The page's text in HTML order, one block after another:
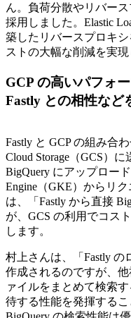
ん。負荷分散やリバー
採用しました。Elastic
築したリバースプロキ
ストの大幅な削減を実
GCP の高いパフォ
Fastly との相性など
Fastly と GCP の組み合
Cloud Storage（GCS）
BigQuery にアップロー
Engine（GKE）からリ
は、「Fastly から直接
が、GCS の利用でコス
します。
村上さんは、「Fastly の
作成されるのですが、
ァイルをまとめて検索
待する性能を発揮する